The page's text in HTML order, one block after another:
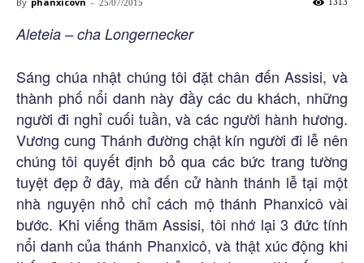
25/07/2015
Aleteia – cha Longernecker
Sáng chúa nhật chúng tôi đặt chân đến Assisi, và
thành phố nổi danh này đầy các du khách, những
người đi nghỉ cuối tuần, và các người hành hương.
Vương cung Thánh đường chật kín người đi lễ nên
chúng tôi quyết định bỏ qua các bức trang tường
tuyệt đẹp ở đây, mà đến cử hành thánh lễ tại một
nhà nguyện nhỏ chỉ cách mộ thánh Phanxicô vài
bước. Khi viếng thăm Assisi, tôi nhớ lại 3 đức tính
nổi danh của thánh Phanxicô, và thật xúc động khi